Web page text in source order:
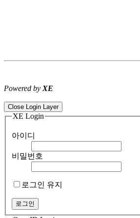
Powered by XE
Close Login Layer
XE Login
아이디
비밀번호
로그인 유지